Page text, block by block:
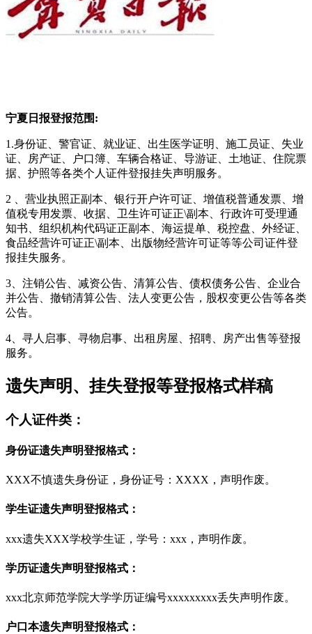
宁夏日报登报范围:
1.身份证、警官证、就业证、出生医学证明、施工员证、失业
证、房产证、户口簿、车辆合格证、导游证、土地证、住院票
据、护照等各类个人证件登报挂失声明服务。
2 、营业执照正副本、银行开户许可证、增值税普通发票、增
值税专用发票、收据、卫生许可证正\副本、行政许可受理通
知书、组织机构代码证正副本、海运提单、税控盘、外经证、
食品经营许可证正\副本、出版物经营许可证等等公司证件登
报挂失服务。
3、注销公告、减资公告、清算公告、债权债务公告、企业合
并公告、撤销清算公告、法人变更公告，股权变更公告等各类
公告。
4、寻人启事、寻物启事、出租房屋、招聘、房产出售等登报
服务。
遗失声明、挂失登报等登报格式样稿
个人证件类：
身份证遗失声明登报格式：
XXX不慎遗失身份证，身份证号：XXXX，声明作废。
学生证遗失声明登报格式：
xxx遗失XXX学校学生证，学号：xxx，声明作废。
学历证遗失声明登报格式：
xxx北京师范学院大学学历证编号xxxxxxxxx丢失声明作废。
户口本遗失声明登报格式：